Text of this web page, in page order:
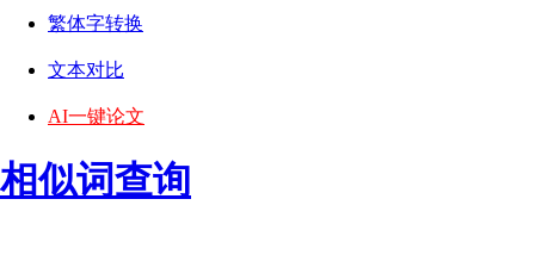
繁体字转换
文本对比
AI一键论文
相似词查询